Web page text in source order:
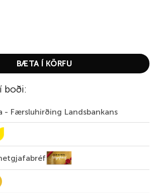
LRX BT quantity
BÆTA Í KÖRFU
boði:
- Færsluhirðing Landsbankans